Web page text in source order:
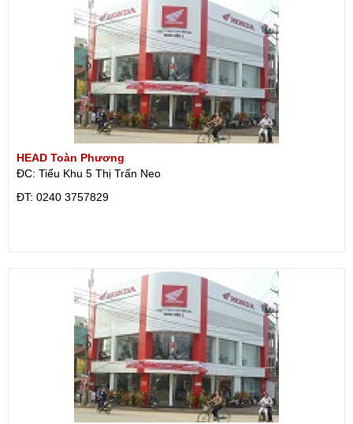
HEAD Toàn Phương
ĐC: Tiểu Khu 5 Thị Trấn Neo
ÐT: 0240 3757829